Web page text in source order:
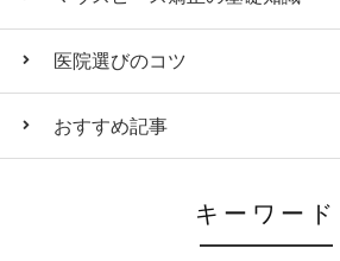
医院選びのコツ
おすすめ記事
キーワード